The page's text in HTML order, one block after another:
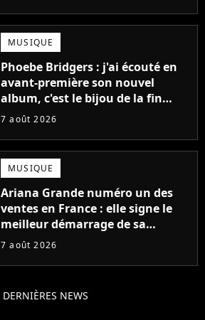
MUSIQUE
Phoebe Bridgers : j'ai écouté en
avant-première son nouvel
album, c'est le bijou de la fin
d'été
7 août 2026
MUSIQUE
Ariana Grande numéro un des
ventes en France : elle signe le
meilleur démarrage de sa
carrière avec son album Petal
7 août 2026
DERNIÈRES NEWS